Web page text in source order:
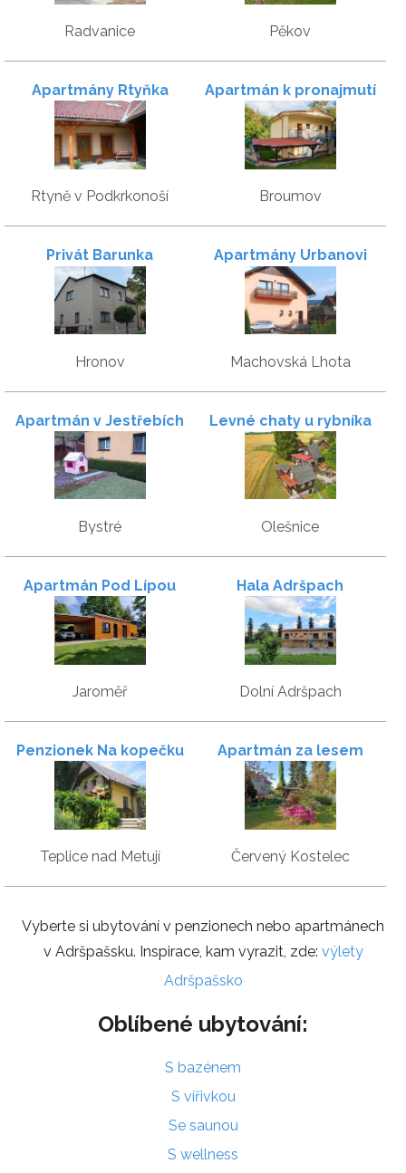
Radvanice Pěkov
Apartmány Rtyňka
Rtyně v Podkrkonoší
Apartmán k pronajmutí
Broumov
Privát Barunka
Hronov
Apartmány Urbanovi
Machovská Lhota
Apartmán v Jestřebích
horách
Bystré
Levné chaty u rybníka
Špinka
Olešnice
Apartmán Pod Lípou
Jaroměř
Hala Adršpach
Dolní Adršpach
Penzionek Na kopečku
Teplice nad Metují
Apartmán za lesem
Červený Kostelec
Vyberte si ubytování v penzionech nebo apartmánech
v Adršpašsku. Inspirace, kam vyrazit, zde: výlety
Adršpašsko
Oblíbené ubytování:
S bazénem
S vířivkou
Se saunou
S wellness